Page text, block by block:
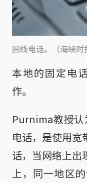
固线电话。（海峡时
本地的固定电
作。
Purnima教授认
电话，是使用宽
话，当网络上出
上，同一地区